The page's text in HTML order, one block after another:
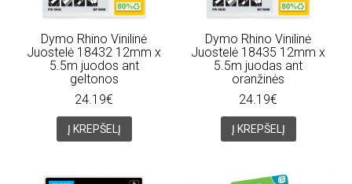
Dymo Rhino Vinilinė
Juostelė 18432 12mm x
5.5m juodos ant
geltonos
24.19€
Į KREPŠELĮ
Dymo Rhino Vinilinė
Juostelė 18435 12mm x
5.5m juodas ant
oranžinės
24.19€
Į KREPŠELĮ